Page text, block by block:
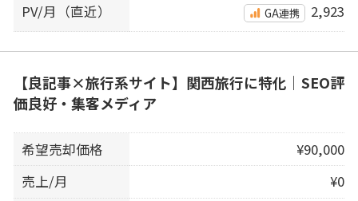
PV/月（直近） GA連携 2,923
【良記事×旅行系サイト】関西旅行に特化｜SEO評
価良好・集客メディア
希望売却価格
¥90,000
売上/月
¥0